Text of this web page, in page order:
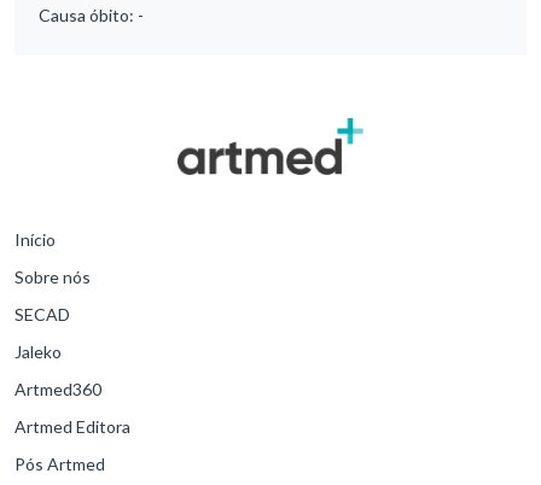
Causa óbito: -
Início
Sobre nós
SECAD
Jaleko
Artmed360
Artmed Editora
Pós Artmed